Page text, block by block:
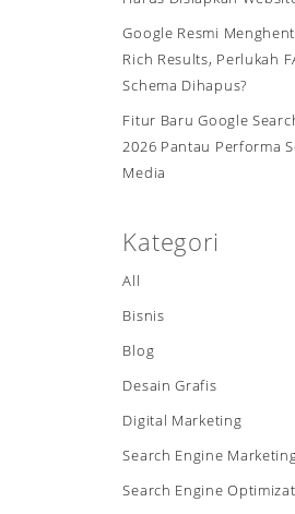
Google Resmi
Rich Results, Perlukah
Schema Dihapus?
Fitur Baru Google
2026 Pantau Performa
Media
Kategori
All
Bisnis
Blog
Desain Grafis
Digital Marketing
Search Engine
Search Engine